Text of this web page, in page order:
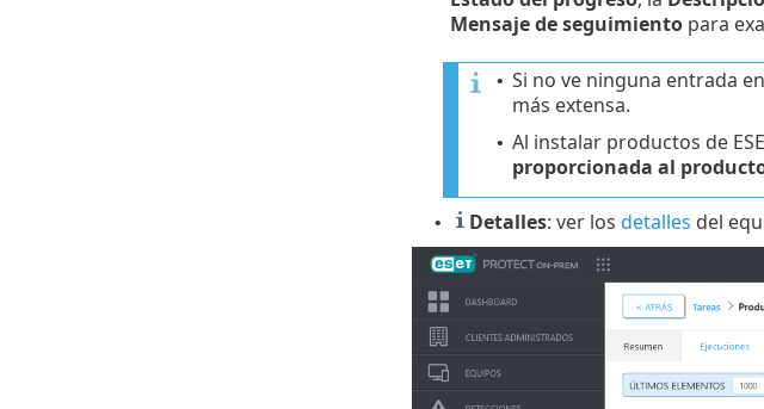
Mensaje de seguimientopara
• Si no ve ninguna entrada
más extensa.
• Al instalar productos de
proporcionada al
• Detalles: ver los detalles del